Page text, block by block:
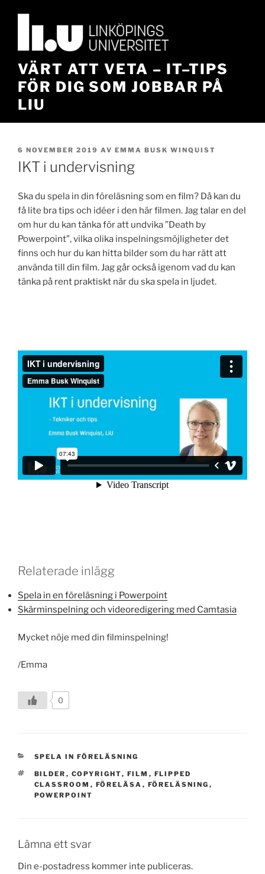
VÄRT ATT VETA – IT–TIPS
FÖR DIG SOM JOBBAR PÅ
LIU
PUBLICERAT
6 NOVEMBER 2019 AV EMMA BUSK WINQUIST
IKT i undervisning
Ska du spela in din föreläsning som en film? Då kan du
få lite bra tips och idéer i den här filmen. Jag talar en del
om hur du kan tänka för att undvika ”Death by
Powerpoint”, vilka olika inspelningsmöjligheter det
finns och hur du kan hitta bilder som du har rätt att
använda till din film. Jag går också igenom vad du kan
tänka på rent praktiskt när du ska spela in ljudet.
Relaterade inlägg
Spela in en föreläsning i Powerpoint
Skärminspelning och videoredigering med Camtasia
Mycket nöje med din filminspelning!
/Emma
0
KATEGORIER
SPELA IN FÖRELÄSNING
TAGGAR
BILDER , COPYRIGHT, FILM , FLIPPED
CLASSROOM , FÖRELÄSA , FÖRELÄSNING ,
POWERPOINT
Lämna ett svar
Din e-postadress kommer inte publiceras.